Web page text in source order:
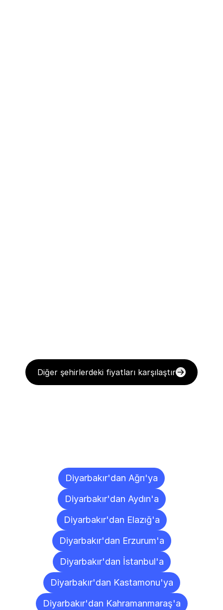
Diğer şehirlerdeki fiyatları karşılaştır
Diyarbakır'dan Ağrı'ya
Diyarbakır'dan Aydın'a
Diyarbakır'dan Elazığ'a
Diyarbakır'dan Erzurum'a
Diyarbakır'dan İstanbul'a
Diyarbakır'dan Kastamonu'ya
Diyarbakır'dan Kahramanmaraş'a